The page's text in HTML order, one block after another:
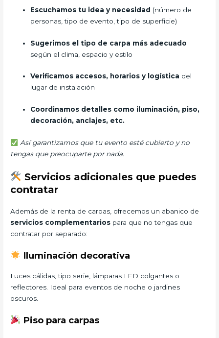
Escuchamos tu idea y necesidad (número de
personas, tipo de evento, tipo de superficie)
Sugerimos el tipo de carpa más adecuado
según el clima, espacio y estilo
Verificamos accesos, horarios y logística del
lugar de instalación
Coordinamos detalles como iluminación, piso,
decoración, anclajes, etc.
Así garantizamos que tu evento esté cubierto y no
tengas que preocuparte por nada.
Servicios adicionales que puedes
contratar
Además de la renta de carpas, ofrecemos un abanico de
servicios complementarios para que no tengas que
contratar por separado:
Iluminación decorativa
Luces cálidas, tipo serie, lámparas LED colgantes o
reflectores. Ideal para eventos de noche o jardines
oscuros.
Piso para carpas